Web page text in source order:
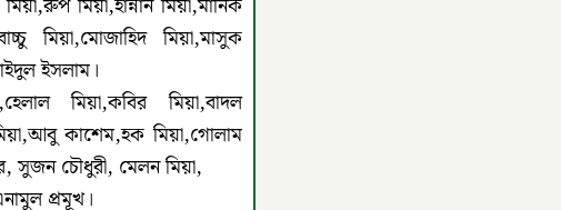
মিয়া,মোজাহিদ মিয়া,মাসুক
ইসলাম।
মিয়া,কবির মিয়া,বাদল
কাশেম,হক মিয়া,গোলাম
সুজন চৌধুরী, মেলন মিয়া,
প্রমূখ।